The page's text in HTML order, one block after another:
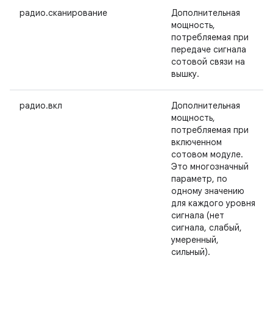
радио.сканирование
Дополнительная
мощность,
потребляемая при
передаче сигнала
сотовой связи на
вышку.
радио.вкл
Дополнительная
мощность,
потребляемая при
включенном
сотовом модуле.
Это многозначный
параметр, по
одному значению
для каждого уровня
сигнала (нет
сигнала, слабый,
умеренный,
сильный).